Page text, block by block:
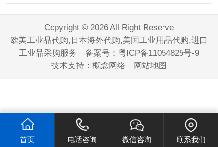
Copyright © 2026 All Right Reserve
欧美工业品代购,日本海外代购,美国工业用品代购,进口
工业品采购服务 备案号： 粤ICP备11054825号-9
技术支持： 概念网络 网站地图
首页 电话咨询 微信咨询 联系我们